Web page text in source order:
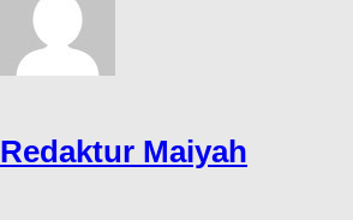
Redaktur Maiyah